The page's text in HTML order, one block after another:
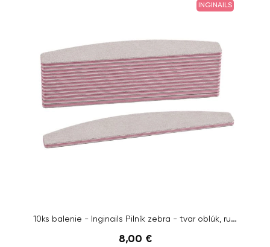
INGINAILS
10ks balenie - Inginails Pilník zebra - tvar oblúk, ružový stred, 100/150
8,00 €